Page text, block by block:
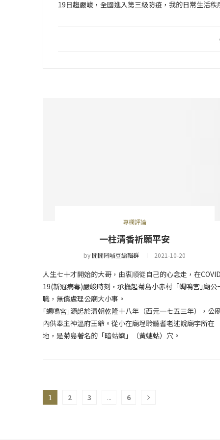
19日趨嚴峻，全國進入第三級防疫，我的日常生活秩
專欄評論
一柱清香祈願平安
by 閒閒罔哺豆編輯群 2021-10-20
人生七十才開始的大哥，由衷順從自己的心念走，在
19(新冠病毒)嚴峻時刻，承擔起菊島小赤村「蜩鳴宮｣廟公
職，無償處理公廟大小事。
｢蜩鳴宮｣源起於清朝乾隆十八年（西元一七五三年），公
內供奉主神溫府王爺。從小在廟埕聆聽耆老述說廟宇所在
地，是菊島著名的「暗蛄蠐」（黃蟪蛄）穴。
1 2 3 ... 6